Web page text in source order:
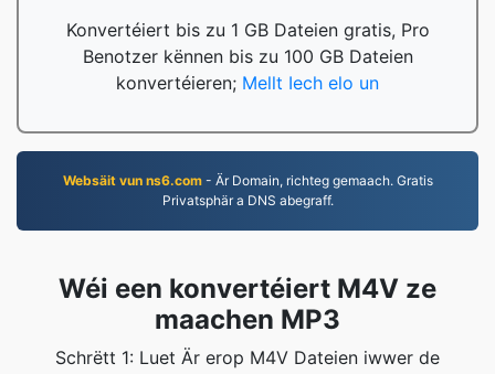
Konvertéiert bis zu 1 GB Dateien gratis, Pro
Benotzer kënnen bis zu 100 GB Dateien
konvertéieren; Mellt Iech elo un
Websäit vun ns6.com- Är Domain, richteg gemaach. Gratis
Privatsphär a DNS abegraff.
Wéi een konvertéiert M4V ze
maachen MP3
Schrëtt 1: Luet Är erop M4V Dateien iwwer de